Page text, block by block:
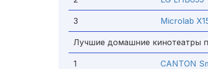
3 Microlab
Лучшие домашние кинотеатры
1 CANTON